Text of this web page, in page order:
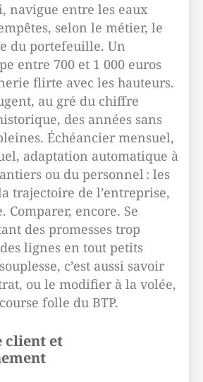
navigue entre les eaux
selon le métier, le
du portefeuille. Un
entre 700 et 1 000 euros
flirte avec les hauteurs.
au gré du chiffre
des années sans
Échéancier mensuel,
adaptation automatique à
ou du personnel : les
trajectoire de l’entreprise,
Comparer, encore. Se
des promesses trop
lignes en tout petits
c’est aussi savoir
ou le modifier à la volée,
folle du BTP.
client et